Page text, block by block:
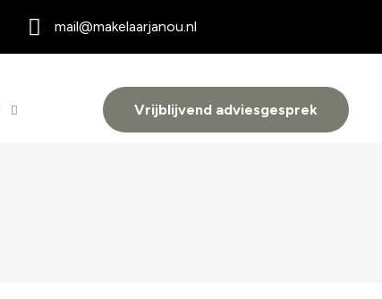
mail@makelaarjanou.nl
Vrijblijvend adviesgesprek